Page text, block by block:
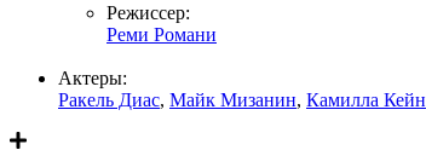
Режиссер:
Реми Романи
Актеры:
Ракель Диас, Майк Мизанин, Камилла Кейн